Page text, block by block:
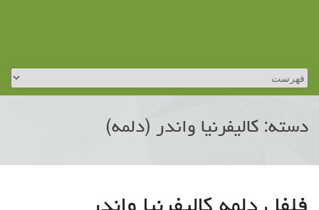
دسته: کالیفرنیا واندر (دلمه)